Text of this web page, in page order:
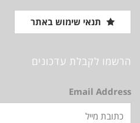
תנאי שימוש באתר
הרשמו לקבלת עדכונים
Email Address